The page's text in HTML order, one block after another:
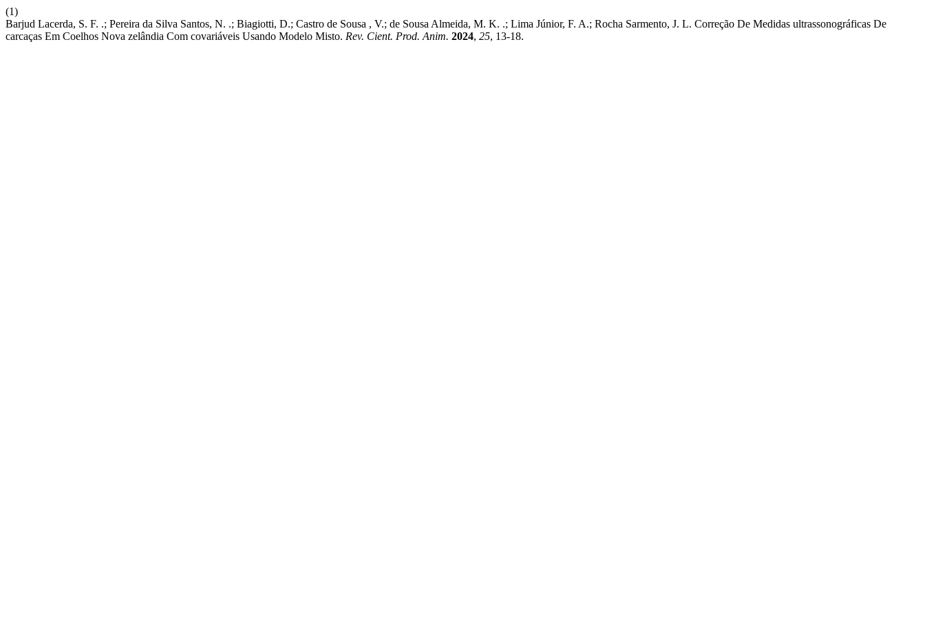
(1)
Barjud Lacerda, S. F. .; Pereira da Silva Santos, N. .; Biagiotti, D.; Castro de Sousa , V.; de Sousa Almeida, M. K. .; Lima Júnior, F. A.; Rocha Sarmento, J. L. Correção De Medidas ultrassonográficas De
carcaças Em Coelhos Nova zelândia Com covariáveis Usando Modelo Misto. Rev. Cient. Prod. Anim. 2024, 25, 13-18.